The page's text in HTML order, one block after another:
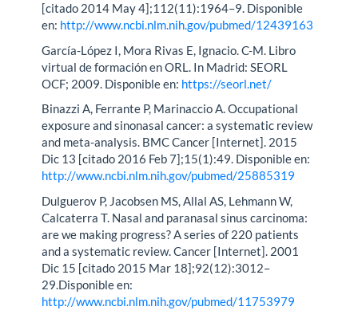
[citado 2014 May 4];112(11):1964–9. Disponible
en: http://www.ncbi.nlm.nih.gov/pubmed/12439163
García-López I, Mora Rivas E, Ignacio. C-M. Libro
virtual de formación en ORL. In Madrid: SEORL
OCF; 2009. Disponible en: https://seorl.net/
Binazzi A, Ferrante P, Marinaccio A. Occupational
exposure and sinonasal cancer: a systematic review
and meta-analysis. BMC Cancer [Internet]. 2015
Dic 13 [citado 2016 Feb 7];15(1):49. Disponible en:
http://www.ncbi.nlm.nih.gov/pubmed/25885319
Dulguerov P, Jacobsen MS, Allal AS, Lehmann W,
Calcaterra T. Nasal and paranasal sinus carcinoma:
are we making progress? A series of 220 patients
and a systematic review. Cancer [Internet]. 2001
Dic 15 [citado 2015 Mar 18];92(12):3012–
29.Disponible en:
http://www.ncbi.nlm.nih.gov/pubmed/11753979